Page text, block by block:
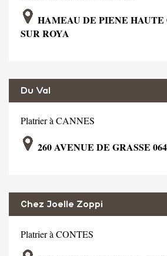
HAMEAU DE PIENE HAUTE
SUR ROYA
Du Val
Platrier à CANNES
260 AVENUE DE GRASSE
Chez Joelle Zoppi
Platrier à CONTES